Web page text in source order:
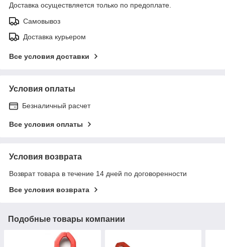
Доставка осуществляется только по предоплате.
Самовывоз
Доставка курьером
Все условия доставки
Условия оплаты
Безналичный расчет
Все условия оплаты
Условия возврата
Возврат товара в течение 14 дней по договоренности
Все условия возврата
Подобные товары компании